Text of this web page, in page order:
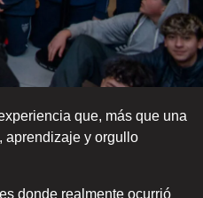
que, más que una
aprendizaje y orgullo
donde realmente ocurrió